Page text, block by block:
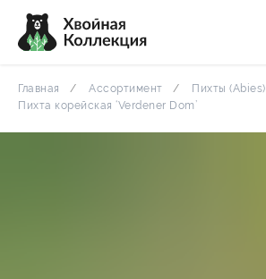
Главная Ассортимент
Пихты (Abies)
Пихта корейская ‘Verdener Dom’